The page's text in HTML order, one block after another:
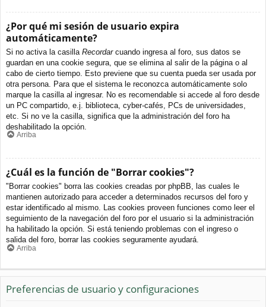
¿Por qué mi sesión de usuario expira
automáticamente?
Si no activa la casilla Recordarcuando ingresa al foro, sus datos se
guardan en una cookie segura, que se elimina al salir de la página o al
cabo de cierto tiempo. Esto previene que su cuenta pueda ser usada por
otra persona. Para que el sistema le reconozca automáticamente solo
marque la casilla al ingresar. No es recomendable si accede al foro desde
un PC compartido, e.j. biblioteca, cyber-cafés, PCs de universidades,
etc. Si no ve la casilla, significa que la administración del foro ha
deshabilitado la opción.
Arriba
¿Cuál es la función de "Borrar cookies"?
"Borrar cookies" borra las cookies creadas por phpBB, las cuales le
mantienen autorizado para acceder a determinados recursos del foro y
estar identificado al mismo. Las cookies proveen funciones como leer el
seguimiento de la navegación del foro por el usuario si la administración
ha habilitado la opción. Si está teniendo problemas con el ingreso o
salida del foro, borrar las cookies seguramente ayudará.
Arriba
Preferencias de usuario y configuraciones